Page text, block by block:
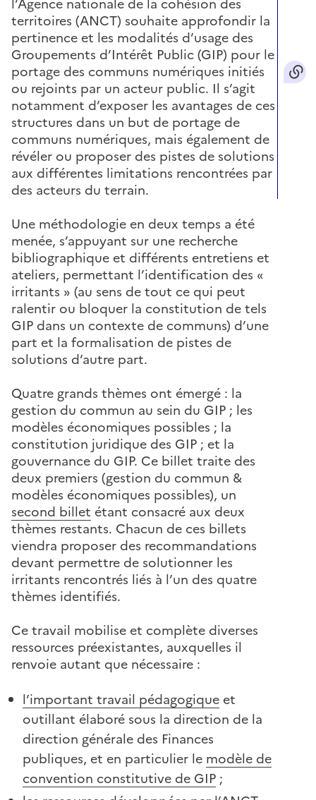
l’Agence nationale de la cohésion des
territoires (ANCT) souhaite approfondir la
pertinence et les modalités d’usage des
Groupements d’Intérêt Public (GIP) pour le
portage des communs numériques initiés
ou rejoints par un acteur public. Il s’agit
notamment d’exposer les avantages de ces
structures dans un but de portage de
communs numériques, mais également de
révéler ou proposer des pistes de solutions
aux différentes limitations rencontrées par
des acteurs du terrain.
Une méthodologie en deux temps a été
menée, s’appuyant sur une recherche
bibliographique et différents entretiens et
ateliers, permettant l’identification des «
irritants » (au sens de tout ce qui peut
ralentir ou bloquer la constitution de tels
GIP dans un contexte de communs) d’une
part et la formalisation de pistes de
solutions d’autre part.
Quatre grands thèmes ont émergé : la
gestion du commun au sein du GIP ; les
modèles économiques possibles ; la
constitution juridique des GIP ; et la
gouvernance du GIP. Ce billet traite des
deux premiers (gestion du commun &
modèles économiques possibles), un
second billet étant consacré aux deux
thèmes restants. Chacun de ces billets
viendra proposer des recommandations
devant permettre de solutionner les
irritants rencontrés liés à l’un des quatre
thèmes identifiés.
Ce travail mobilise et complète diverses
ressources préexistantes, auxquelles il
renvoie autant que nécessaire :
l’important travail pédagogique et
outillant élaboré sous la direction de la
direction générale des Finances
publiques, et en particulier le modèle de
convention constitutive de GIP ;